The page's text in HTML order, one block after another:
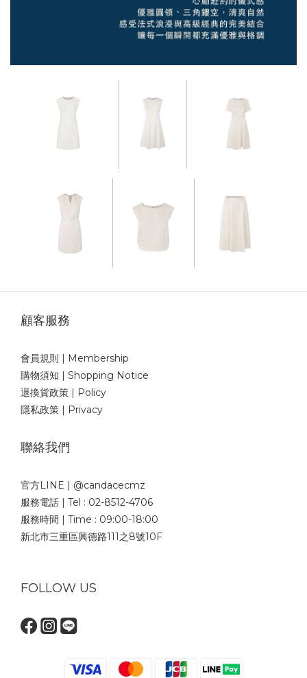
顧客服務
會員規則 | Membership
購物須知 | Shopping Notice
退換貨政策 | Policy
隱私政策 | Privacy
聯絡我們
官方LINE | @candacecmz
服務電話 | Tel : 02-8512-4706
服務時間 | Time : 09:00-18:00
新北市三重區興德路111之8號10F
FOLLOW US